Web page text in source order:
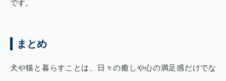
です。
まとめ
犬や猫と暮らすことは、日々の癒しや心の満足感だけでな